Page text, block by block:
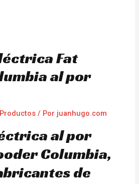
Fat
al por
Productos / Por juanhugo.com
al por
Columbia,
de